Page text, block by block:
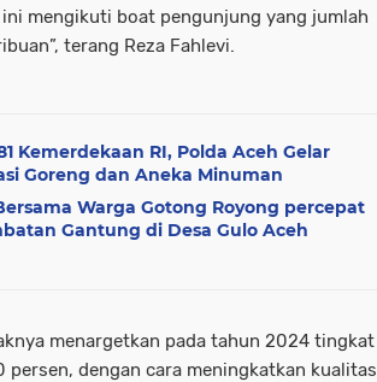
mengikuti boat pengunjung yang jumlah
terang Reza Fahlevi.
Kemerdekaan RI, Polda Aceh Gelar
Goreng dan Aneka Minuman
Warga Gotong Royong percepat
Gantung di Desa Gulo Aceh
menargetkan pada tahun 2024 tingkat
persen, dengan cara meningkatkan kualitas